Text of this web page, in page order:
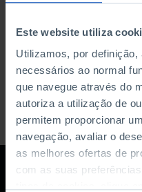
Este website utiliza
Utilizamos, por definição,
necessários ao normal
que navegue através do
autoriza a utilização de
permitem proporcionar
navegação, avaliar o
as melhores ofertas de
com as suas